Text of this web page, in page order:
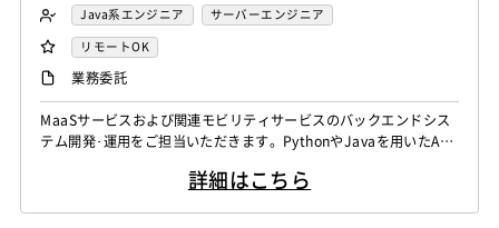
Java系エンジニア
サーバーエンジニア
バックエンドエンジニア（サーバーサイド）
リモートOK
業務委託
MaaSサービスおよび関連モビリティサービスのバックエンドシス
テム開発･運用をご担当いただきます。PythonやJavaを用いたAPI
ただきます。KPIやログデータを活用したサービス改善や、AI技術
詳細はこちら